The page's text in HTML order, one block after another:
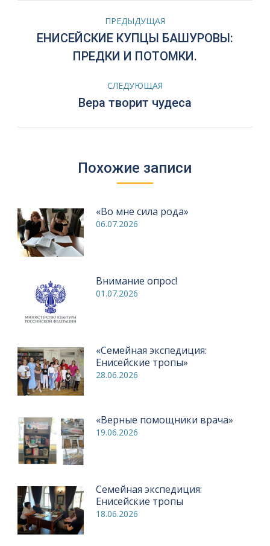
Навигация
по
записям
ПРЕДЫДУЩАЯ
Предыдущая
запись:
ЕНИСЕЙСКИЕ КУПЦЫ БАШУРОВЫ:
ПРЕДКИ И ПОТОМКИ.
СЛЕДУЮЩАЯ
Следующая
запись:
Вера творит чудеса
Похожие записи
«Во мне сила рода»
06.07.2026
Внимание опрос!
01.07.2026
«Семейная экспедиция:
Енисейские тропы»
28.06.2026
«Верные помощники врача»
19.06.2026
Семейная экспедиция:
Енисейские тропы
18.06.2026